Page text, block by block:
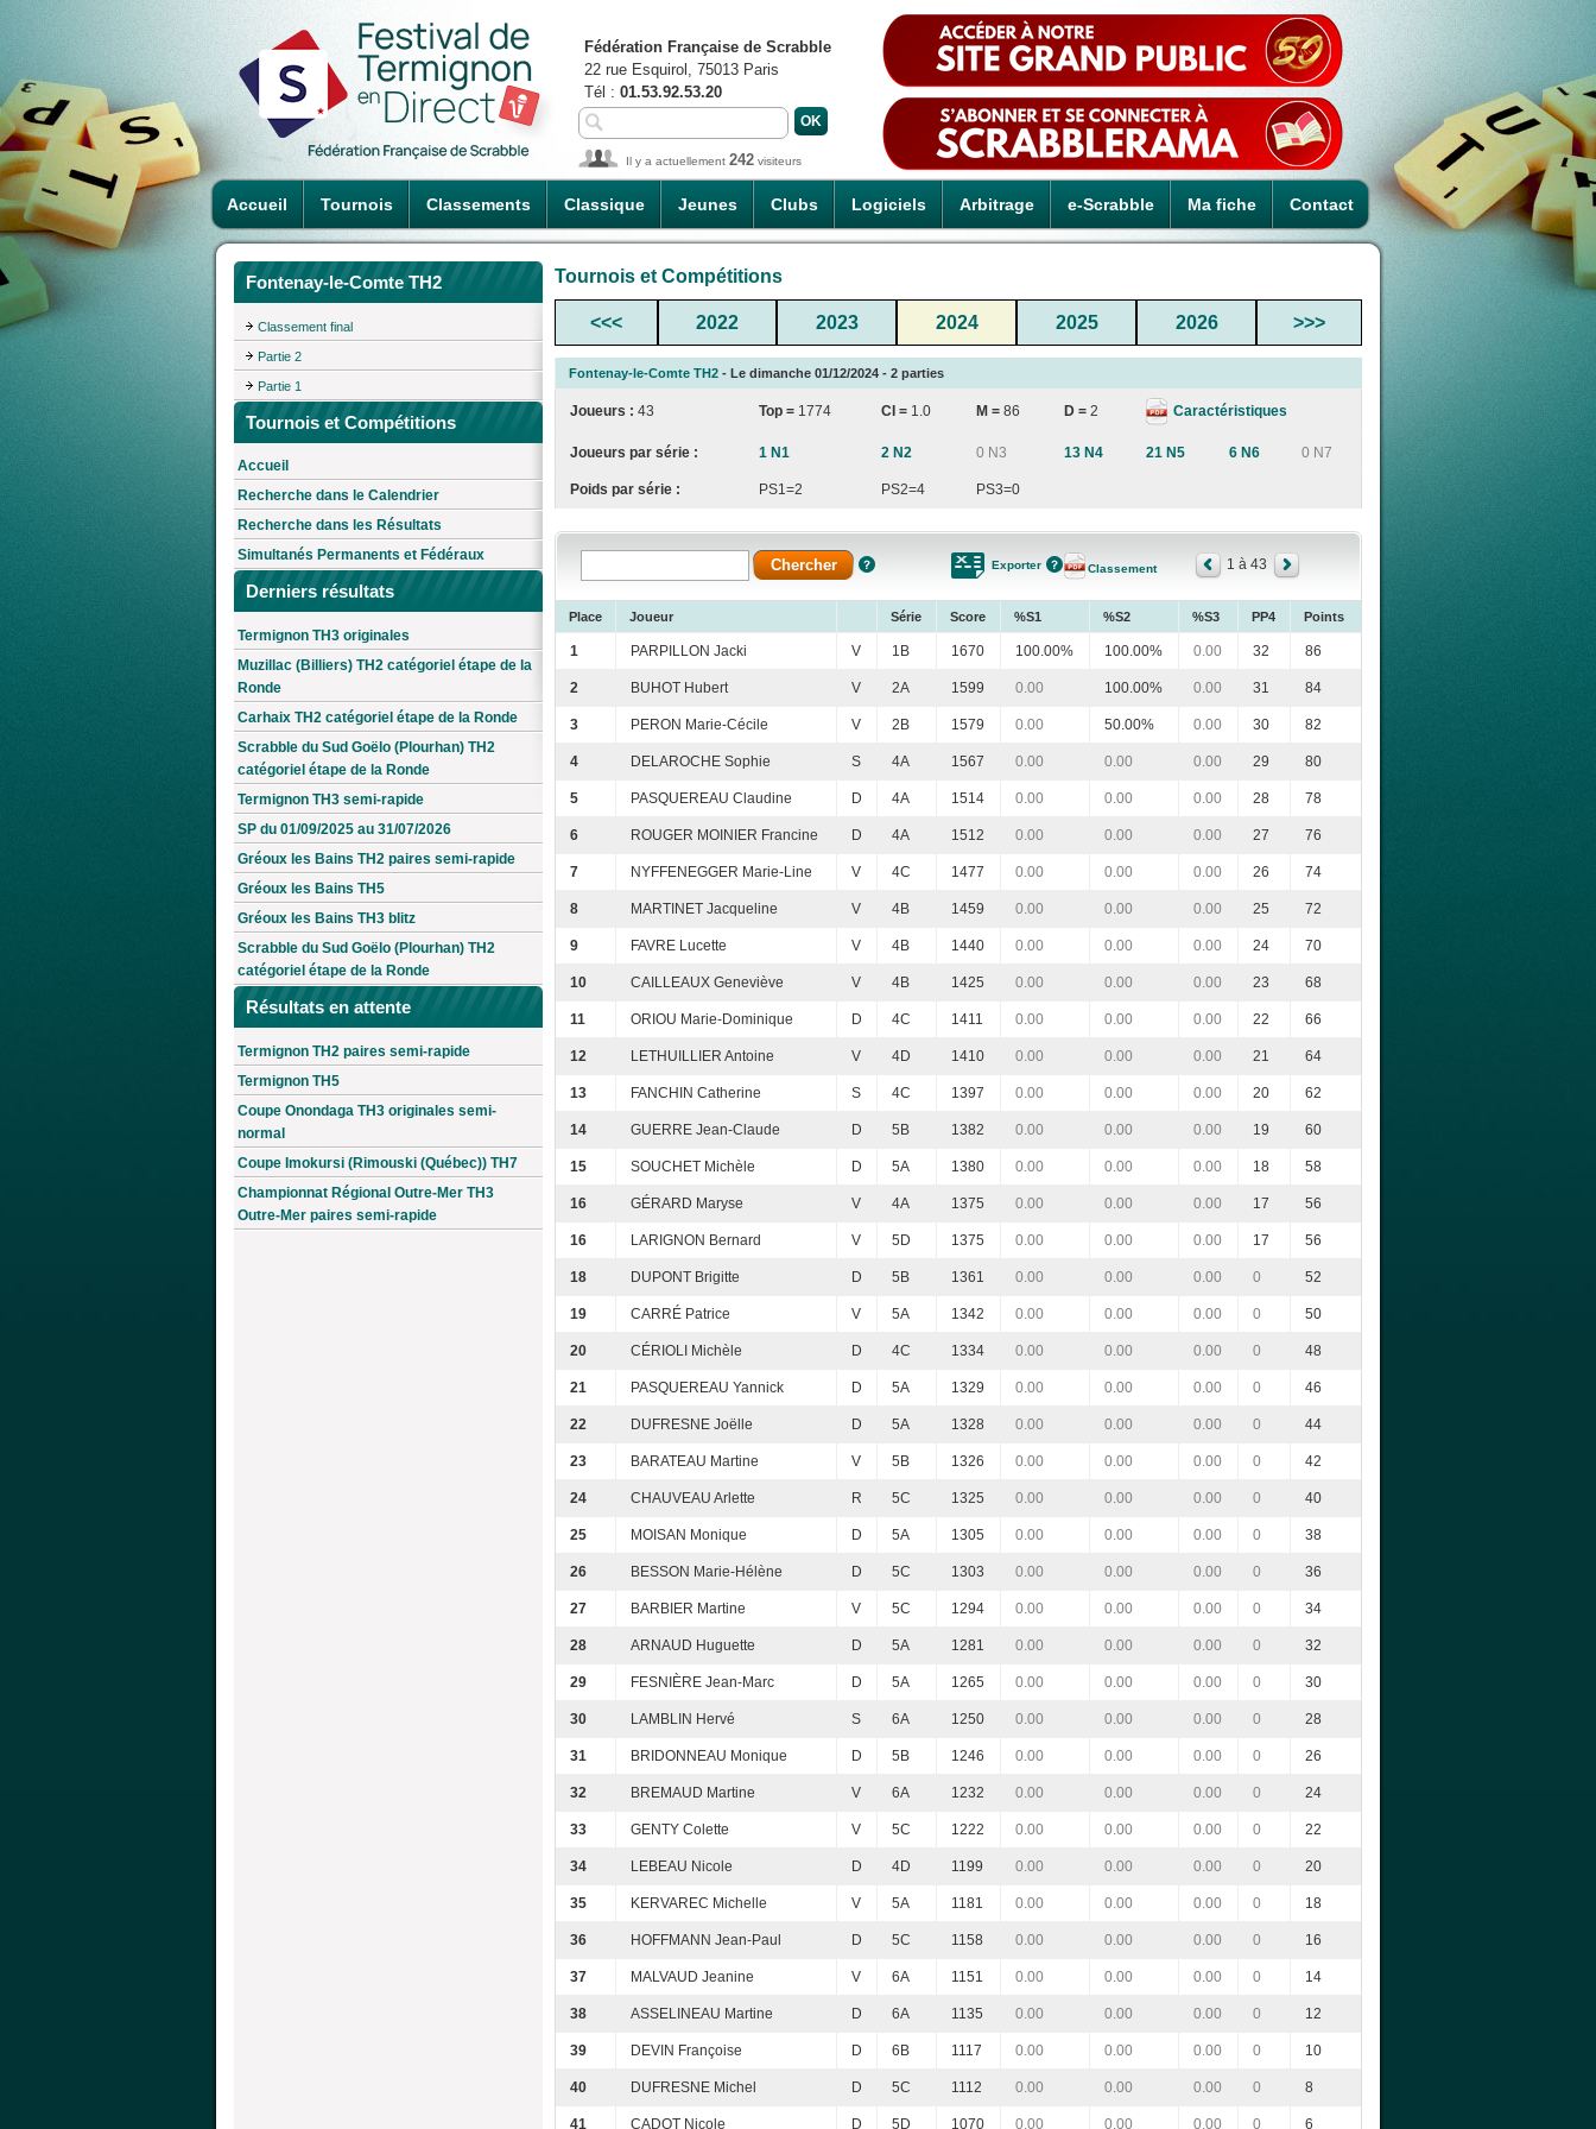
Accueil Tournois Classements Classique Jeunes Clubs Logiciels Arbitrage e-Scrabble Ma fiche Contact
Fédération Française de Scrabble
22 rue Esquirol, 75013 Paris
Tél : 01.53.92.53.20
Il y a actuellement 242 visiteurs
Fontenay-le-Comte TH2
Classement final
Partie 2
Partie 1
Tournois et Compétitions
Accueil
Recherche dans le Calendrier
Recherche dans les Résultats
Simultanés Permanents et Fédéraux
Derniers résultats
Termignon TH3 originales
Muzillac (Billiers) TH2 catégoriel étape de la
Ronde
Carhaix TH2 catégoriel étape de la Ronde
Scrabble du Sud Goëlo (Plourhan) TH2
catégoriel étape de la Ronde
Termignon TH3 semi-rapide
SP du 01/09/2025 au 31/07/2026
Gréoux les Bains TH2 paires semi-rapide
Gréoux les Bains TH5
Gréoux les Bains TH3 blitz
Scrabble du Sud Goëlo (Plourhan) TH2
catégoriel étape de la Ronde
Résultats en attente
Termignon TH2 paires semi-rapide
Termignon TH5
Coupe Onondaga TH3 originales semi-
normal
Coupe Imokursi (Rimouski (Québec)) TH7
Championnat Régional Outre-Mer TH3
Outre-Mer paires semi-rapide
Tournois et Compétitions
<<< 2022 2023 2024 2025 2026 >>>
Fontenay-le-Comte TH2 - Le dimanche 01/12/2024 - 2 parties
Joueurs : 43 Top = 1774 CI = 1.0 M = 86 D = 2 Caractéristiques
Joueurs par série : 1 N1 2 N2 0 N3 13 N4 21 N5 6 N6 0 N7
Poids par série : PS1=2 PS2=4 PS3=0
Exporter Classement 1 à 43
Place Joueur Série Score %S1 %S2 %S3 PP4 Points
1 PARPILLON Jacki V 1B 1670 100.00% 100.00% 0.00 32 86
2 BUHOT Hubert V 2A 1599 0.00 100.00% 0.00 31 84
3 PERON Marie-Cécile V 2B 1579 0.00 50.00% 0.00 30 82
4 DELAROCHE Sophie S 4A 1567 0.00 0.00 0.00 29 80
5 PASQUEREAU Claudine D 4A 1514 0.00 0.00 0.00 28 78
6 ROUGER MOINIER Francine D 4A 1512 0.00 0.00 0.00 27 76
7 NYFFENEGGER Marie-Line V 4C 1477 0.00 0.00 0.00 26 74
8 MARTINET Jacqueline V 4B 1459 0.00 0.00 0.00 25 72
9 FAVRE Lucette V 4B 1440 0.00 0.00 0.00 24 70
10 CAILLEAUX Geneviève V 4B 1425 0.00 0.00 0.00 23 68
11 ORIOU Marie-Dominique D 4C 1411 0.00 0.00 0.00 22 66
12 LETHUILLIER Antoine V 4D 1410 0.00 0.00 0.00 21 64
13 FANCHIN Catherine S 4C 1397 0.00 0.00 0.00 20 62
14 GUERRE Jean-Claude D 5B 1382 0.00 0.00 0.00 19 60
15 SOUCHET Michèle D 5A 1380 0.00 0.00 0.00 18 58
16 GÉRARD Maryse V 4A 1375 0.00 0.00 0.00 17 56
16 LARIGNON Bernard V 5D 1375 0.00 0.00 0.00 17 56
18 DUPONT Brigitte D 5B 1361 0.00 0.00 0.00 0 52
19 CARRÉ Patrice V 5A 1342 0.00 0.00 0.00 0 50
20 CÉRIOLI Michèle D 4C 1334 0.00 0.00 0.00 0 48
21 PASQUEREAU Yannick D 5A 1329 0.00 0.00 0.00 0 46
22 DUFRESNE Joëlle D 5A 1328 0.00 0.00 0.00 0 44
23 BARATEAU Martine V 5B 1326 0.00 0.00 0.00 0 42
24 CHAUVEAU Arlette R 5C 1325 0.00 0.00 0.00 0 40
25 MOISAN Monique D 5A 1305 0.00 0.00 0.00 0 38
26 BESSON Marie-Hélène D 5C 1303 0.00 0.00 0.00 0 36
27 BARBIER Martine V 5C 1294 0.00 0.00 0.00 0 34
28 ARNAUD Huguette D 5A 1281 0.00 0.00 0.00 0 32
29 FESNIÈRE Jean-Marc D 5A 1265 0.00 0.00 0.00 0 30
30 LAMBLIN Hervé S 6A 1250 0.00 0.00 0.00 0 28
31 BRIDONNEAU Monique D 5B 1246 0.00 0.00 0.00 0 26
32 BREMAUD Martine V 6A 1232 0.00 0.00 0.00 0 24
33 GENTY Colette V 5C 1222 0.00 0.00 0.00 0 22
34 LEBEAU Nicole D 4D 1199 0.00 0.00 0.00 0 20
35 KERVAREC Michelle V 5A 1181 0.00 0.00 0.00 0 18
36 HOFFMANN Jean-Paul D 5C 1158 0.00 0.00 0.00 0 16
37 MALVAUD Jeanine V 6A 1151 0.00 0.00 0.00 0 14
38 ASSELINEAU Martine D 6A 1135 0.00 0.00 0.00 0 12
39 DEVIN Françoise D 6B 1117 0.00 0.00 0.00 0 10
40 DUFRESNE Michel D 5C 1112 0.00 0.00 0.00 0 8
41 CADOT Nicole D 5D 1070 0.00 0.00 0.00 0 6